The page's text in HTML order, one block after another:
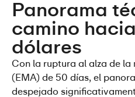
Panorama
camino
dólares
Con la ruptura al alza de la
(EMA) de 50 días, el
despejado